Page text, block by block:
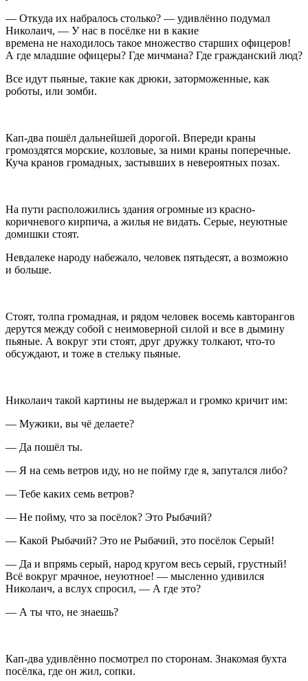
— Откуда их набралось столько? — удивлённо подумал
Николаич, — У нас в посёлке ни в какие
времена не находилось такое множество старших офицеров!
А где младшие офицеры? Где мичмана? Где гражданский люд?
Все идут пьяные, такие как дрюки, заторможенные, как
роботы, или зомби.
Кап-два пошёл дальнейшей дорогой. Впереди краны
громоздятся морские, козловые, за ними краны поперечные.
Куча кранов громадных, застывших в невероятных позах.
На пути расположились здания огромные из красно-
коричневого кирпича, а жилья не видать. Серые, неуютные
домишки стоят.
Невдалеке народу набежало, человек пятьдесят, а возможно
и больше.
Стоят, толпа громадная, и рядом человек восемь кавторангов
дерутся между собой с неимоверной силой и все в дымину
пьяные. А вокруг эти стоят, друг дружку толкают, что-то
обсуждают, и тоже в стельку пьяные.
Николаич такой картины не выдержал и громко кричит им:
— Мужики, вы чё делаете?
— Да пошёл ты.
— Я на семь ветров иду, но не пойму где я, запутался либо?
— Тебе каких семь ветров?
— Не пойму, что за посёлок? Это Рыбачий?
— Какой Рыбачий? Это не Рыбачий, это посёлок Серый!
— Да и впрямь серый, народ кругом весь серый, грустный!
Всё вокруг мрачное, неуютное! — мысленно удивился
Николаич, а вслух спросил, — А где это?
— А ты что, не знаешь?
Кап-два удивлённо посмотрел по сторонам. Знакомая бухта
посёлка, где он жил, сопки.